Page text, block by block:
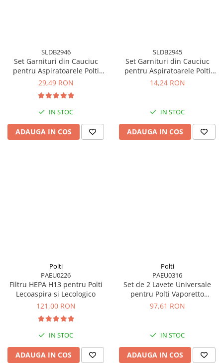
Accesorii dispozitive profesionale
Carduri Cadou
Pachete & Oferte
SLDB2946
Set Garnituri din Cauciuc
pentru Aspiratoarele Polti
Lecoaspira
29,49 RON
IN STOC
ADAUGA IN COS
SLDB2945
Set Garnituri din Cauciuc
pentru Aspiratoarele Polti
Unico
14,24 RON
IN STOC
ADAUGA IN COS
Polti
PAEU0226
Filtru HEPA H13 pentru Polti
Lecoaspira si Lecologico
121,00 RON
IN STOC
ADAUGA IN COS
Polti
PAEU0316
Set de 2 Lavete Universale
pentru Polti Vaporetto
Lecoaspira
97,61 RON
IN STOC
ADAUGA IN COS